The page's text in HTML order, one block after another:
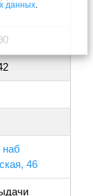
наб
46
данных